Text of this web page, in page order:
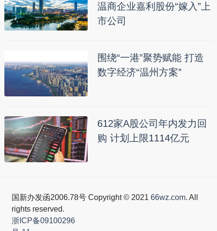
温商企业嘉利股份“嫁入”上
市公司
围绕“一港”聚势赋能 打造
数字经济“温州方案”
612家A股公司年内发力回
购 计划上限1114亿元
国新办发函2006.78号 Copyright © 2021 66wz.com. All
rights reserved.
浙ICP备09100296